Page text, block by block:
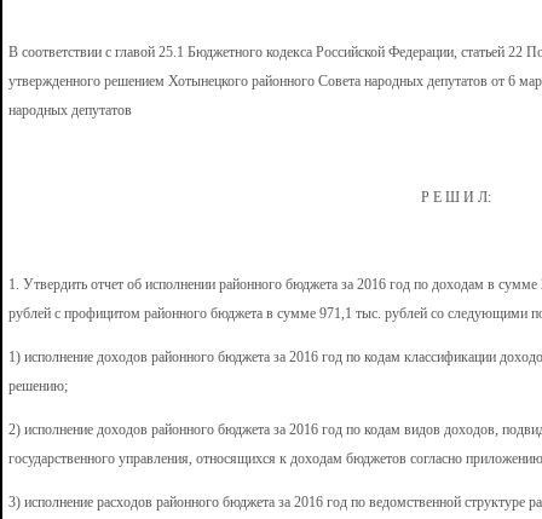
В соответствии с главой 25.1 Бюджетного кодекса Российской Федерации, статьей
утвержденного решением Хотынецкого районного Совета народных депутатов от 6
народных депутатов
Р Е Ш И Л:
1. Утвердить отчет об исполнении районного бюджета за 2016 год по доходам в
рублей с профицитом районного бюджета в сумме 971,1 тыс. рублей со следующими
1) исполнение доходов районного бюджета за 2016 год по кодам классификации
решению;
2) исполнение доходов районного бюджета за 2016 год по кодам видов доходов,
государственного управления, относящихся к доходам бюджетов согласно
3) исполнение расходов районного бюджета за 2016 год по ведомственной структуре